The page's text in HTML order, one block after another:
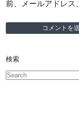
前、メールアドレス
検索